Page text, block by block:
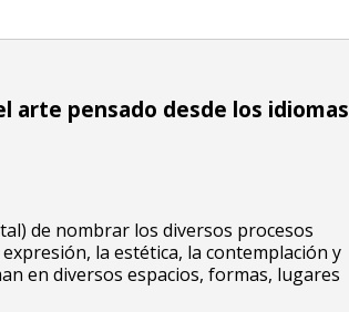
arte pensado desde los idiomas
de nombrar los diversos procesos
la estética, la contemplación y
en diversos espacios, formas, lugares